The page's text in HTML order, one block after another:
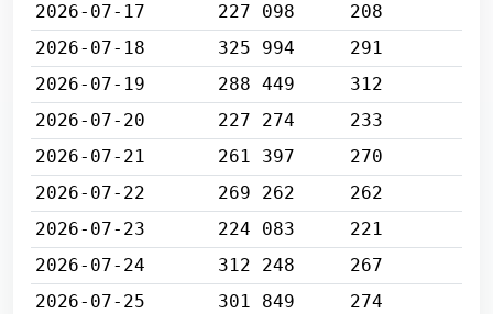
2026-07-17
227 098
208
2026-07-18
325 994
291
2026-07-19
288 449
312
2026-07-20
227 274
233
2026-07-21
261 397
270
2026-07-22
269 262
262
2026-07-23
224 083
221
2026-07-24
312 248
267
2026-07-25
301 849
274